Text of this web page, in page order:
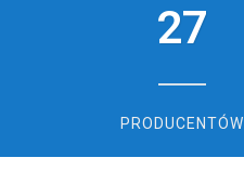
27
PRODUCENTÓW